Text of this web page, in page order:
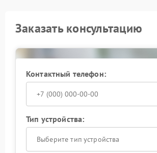
Заказать консультацию
Контактный телефон:
Тип устройства:
Выберите тип устройства